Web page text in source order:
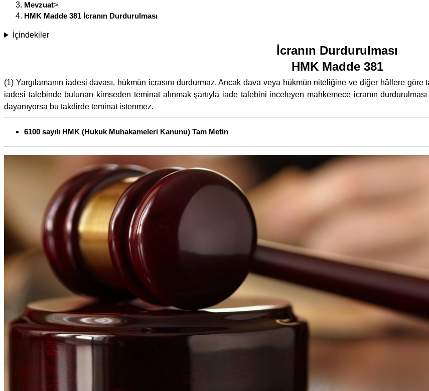
Mevzuat>
HMK Madde 381 İcranın Durdurulması
İçindekiler
İcranın Durdurulması
HMK Madde 381
(1) Yargılamanın iadesi davası, hükmün icrasını durdurmaz. Ancak dava veya hükmün niteliğine ve diğer hâllere
iadesi talebinde bulunan kimseden teminat alınmak şartıyla iade talebini inceleyen mahkemece icranın
dayanıyorsa bu takdirde teminat istenmez.
6100 sayılı HMK (Hukuk Muhakameleri Kanunu) Tam Metin